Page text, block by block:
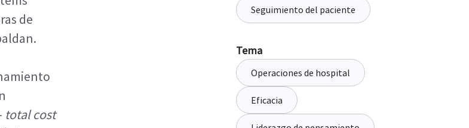
de
total cost
Seguimiento del paciente
Tema
Operaciones de hospital
Eficacia